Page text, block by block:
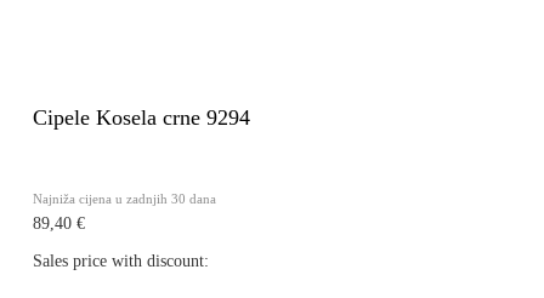
Cipele Kosela crne 9294
Najniža cijena u zadnjih 30 dana
89,40 €
Sales price with discount: